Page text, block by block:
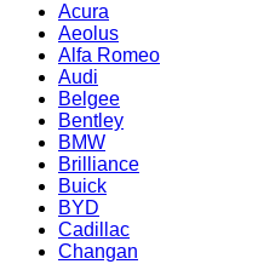
Acura
Aeolus
Alfa Romeo
Audi
Belgee
Bentley
BMW
Brilliance
Buick
BYD
Cadillac
Changan